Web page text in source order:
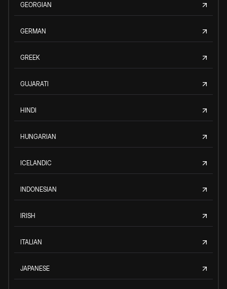
GEORGIAN
GERMAN
GREEK
GUJARATI
HINDI
HUNGARIAN
ICELANDIC
INDONESIAN
IRISH
ITALIAN
JAPANESE